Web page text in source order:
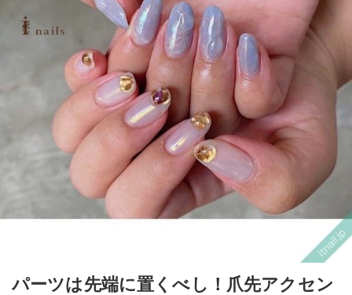
パーツは先端に置くべし！爪先アクセン